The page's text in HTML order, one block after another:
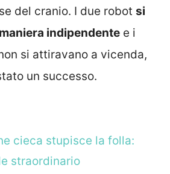
del cranio. I due robot si
indipendente e i
si attiravano a vicenda,
un successo.
cieca stupisce la folla:
straordinario